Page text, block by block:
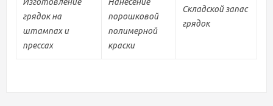
грядок на
штампах и
прессах
порошковой
полимерной
краски
Складской запас
грядок